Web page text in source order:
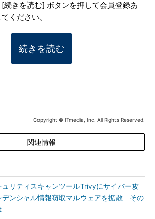
続きを読む] ボタンを押して会員登録あ
ください。
続きを読む
Copyright © ITmedia, Inc. All Rights Reserved.
関連情報
ュリティスキャンツールTrivyにサイバー攻
デンシャル情報窃取マルウェアを拡散 その